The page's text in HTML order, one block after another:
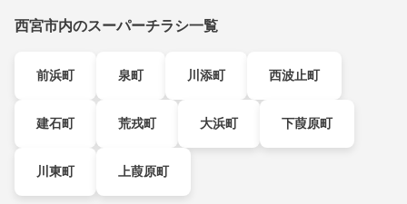
西宮市内のスーパーチラシ一覧
前浜町 泉町 川添町 西波止町
建石町 荒戎町 大浜町 下葭原町
川東町 上葭原町